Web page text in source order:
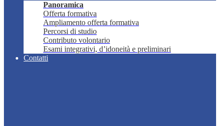
Panoramica
Offerta formativa
Ampliamento offerta formativa
Percorsi di studio
Contributo volontario
Esami integrativi, d’idoneità e preliminari
Contatti